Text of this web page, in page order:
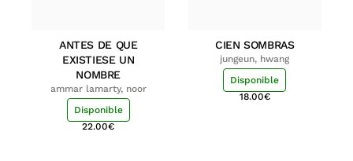
ANTES DE QUE
EXISTIESE UN
NOMBRE
ammar lamarty, noor
Disponible
22.00€
CIEN SOMBRAS
jungeun, hwang
Disponible
18.00€